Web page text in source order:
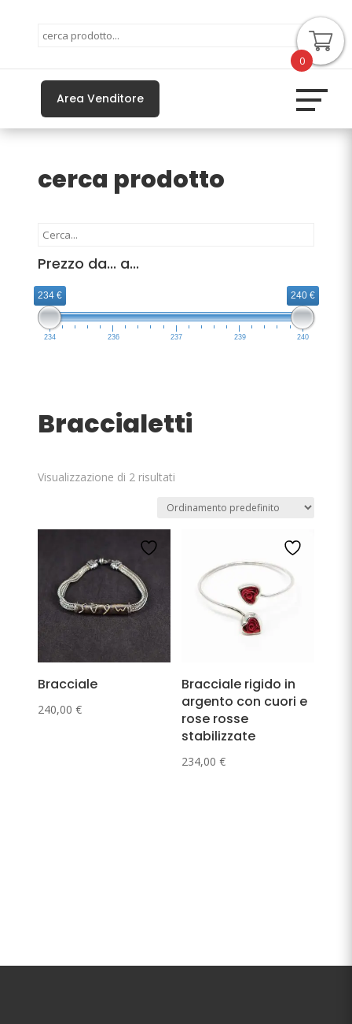
Area Venditore
cerca prodotto
Prezzo da... a...
234 € 240 €
234 236 237 239 240
Braccialetti
Visualizzazione di 2 risultati
Bracciale
240,00 €
Bracciale rigido in
argento con cuori e
rose rosse
stabilizzate
234,00€
0